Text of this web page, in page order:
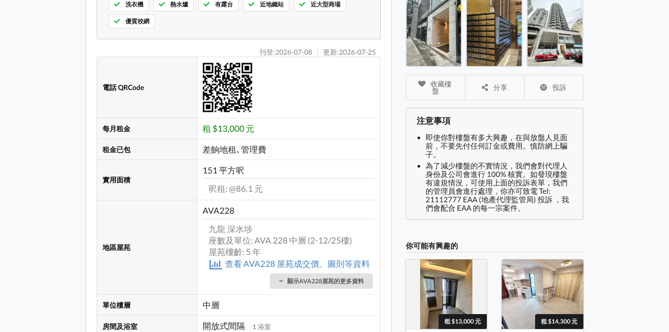
洗衣機 熱水爐 有露台 近地鐵站 近大型商場
優質校網
刊登:2026-07-08 | 更新:2026-07-25
電話 QRCode
每月租金 租 $13,000 元
租金已包 差餉地租､管理費
實用面積
151 平方呎
呎租: @86.1 元
地區屋苑
AVA228
九龍 深水埗
座數及單位: AVA 228 中層 (2-12/25樓)
屋苑樓齡: 5 年
查看 AVA228 屋苑成交價、圖則等資料
顯示AVA228屋苑的更多資料
單位樓層 中層
房間及浴室 開放式間隔 1 浴室
盤
分享 投訴
注意事項
即使你對樓盤有多大興趣，在與放盤人見面
前，不要先付任何訂金或費用。慎防網上騙
子。
為了減少樓盤的不實情況，我們會對代理人
身份及公司會進行 100% 核實。如發現樓盤
有違規情況，可使用上面的投訴表單，我們
的管理員會進行處理，你亦可致電 Tel:
21112777 EAA (地產代理監管局) 投訴 ，我
們會配合 EAA 的每一宗案件。
你可能有興趣的
租 $13,000 元 租 $14,300 元